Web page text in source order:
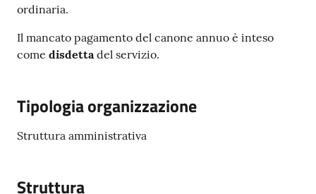
ordinaria.
Il mancato pagamento del canone annuo è inteso
come disdettadel servizio.
Tipologia organizzazione
Struttura amministrativa
Struttura